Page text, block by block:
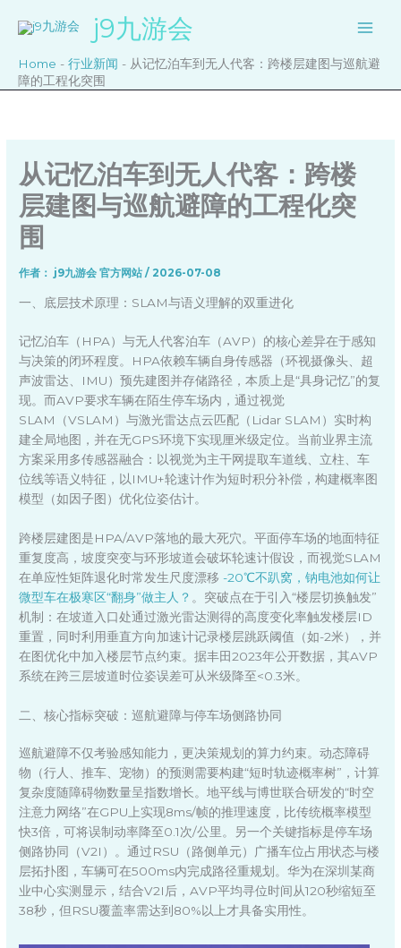
j9九游会
Home - 行业新闻 - 从记忆泊车到无人代客：跨楼层建图与巡航避
障的工程化突围
从记忆泊车到无人代客：跨楼
层建图与巡航避障的工程化突
围
作者： j9九游会 官方网站/2026-07-08
一、底层技术原理：SLAM与语义理解的双重进化
记忆泊车（HPA）与无人代客泊车（AVP）的核心差异在于感知
与决策的闭环程度。HPA依赖车辆自身传感器（环视摄像头、超
声波雷达、IMU）预先建图并存储路径，本质上是“具身记忆”的复
现。而AVP要求车辆在陌生停车场内，通过视觉
SLAM（VSLAM）与激光雷达点云匹配（Lidar SLAM）实时构
建全局地图，并在无GPS环境下实现厘米级定位。当前业界主流
方案采用多传感器融合：以视觉为主干网提取车道线、立柱、车
位线等语义特征，以IMU+轮速计作为短时积分补偿，构建概率图
模型（如因子图）优化位姿估计。
跨楼层建图是HPA/AVP落地的最大死穴。平面停车场的地面特征
重复度高，坡度突变与环形坡道会破坏轮速计假设，而视觉SLAM
在单应性矩阵退化时常发生尺度漂移-20℃不趴窝，钠电池如何让
微型车在极寒区“翻身”做主人？ 。突破点在于引入“楼层切换触发”
机制：在坡道入口处通过激光雷达测得的高度变化率触发楼层ID
重置，同时利用垂直方向加速计记录楼层跳跃阈值（如-2米），并
在图优化中加入楼层节点约束。据丰田2023年公开数据，其AVP
系统在跨三层坡道时位姿误差可从米级降至<0.3米。
二、核心指标突破：巡航避障与停车场侧路协同
巡航避障不仅考验感知能力，更决策规划的算力约束。动态障碍
物（行人、推车、宠物）的预测需要构建“短时轨迹概率树”，计算
复杂度随障碍物数量呈指数增长。地平线与博世联合研发的“时空
注意力网络”在GPU上实现8ms/帧的推理速度，比传统概率模型
快3倍，可将误制动率降至0.1次/公里。另一个关键指标是停车场
侧路协同（V2I）。通过RSU（路侧单元）广播车位占用状态与楼
层拓扑图，车辆可在500ms内完成路径重规划。华为在深圳某商
业中心实测显示，结合V2I后，AVP平均寻位时间从120秒缩短至
38秒，但RSU覆盖率需达到80%以上才具备实用性。